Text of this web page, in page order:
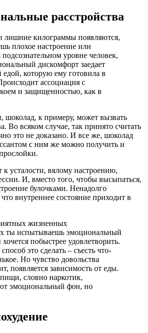
расстройства
лишние килограммы появляются,
плохое настроение или
уровне человек,
дискомфорт заедает
едой, которую ему готовила в
ассоциация с
и защищенностью, как в
шоколад, к примеру, может вызвать
Во всяком случае, так принято считать
это не доказано. И все же, шоколад
с ним же можно получить и
к усталости, вялому настроению,
И, вместо того, чтобы высыпаться,
булочками. Ненадолго
внутреннее состояние приходит в
жизненных
ты испытываешь эмоциональный
побыстрее удовлетворить.
это сделать – съесть что-
Но чувство довольства
появляется зависимость от еды.
словно наркотик,
эмоциональный фон, но